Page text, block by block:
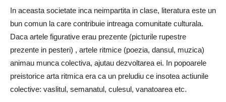
In aceasta societate inca neimpartita in clase, literatura este un
bun comun la care contribuie intreaga comunitate culturala.
Daca artele figurative erau prezente (picturile rupestre
prezente in pesteri) , artele ritmice (poezia, dansul, muzica)
animau munca colectiva, ajutau dezvoltarea ei. In popoarele
preistorice arta ritmica era ca un preludiu ce insotea actiunile
colective: vaslitul, semanatul, culesul, vanatoarea etc.